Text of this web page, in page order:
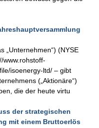
„Unternehmen“) (NYSE
www.rohstoff-
isoenergy-ltd/ – gibt
(„Aktionäre“)
die der heute virtu
der strategischen
mit einem Bruttoerlös